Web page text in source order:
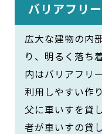
バリアフリ
広大な建物の内
り、明るく落ち
内はバリアフリ
利用しやすい作
父に車いすを貸
者が車いすの貸